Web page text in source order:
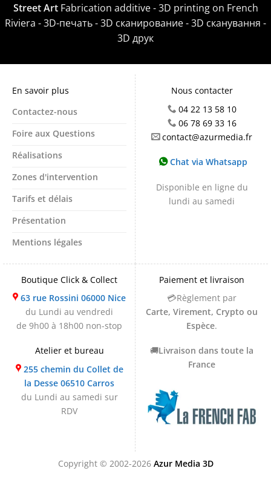
Street ArtFabrication additive - 3D printing on French
Riviera - 3D-печать - 3D сканирование - 3D сканування -
3D друк
En savoir plus
Contactez-nous
Foire aux Questions
Réalisations
Zones d'intervention
Tarifs et délais
Présentation
Mentions légales
Nous contacter
04 22 13 58 10
06 78 69 33 16
contact@azurmedia.fr
Chat via Whatsapp
Disponible en ligne du
lundi au samedi
Boutique Click & Collect
63 rue Rossini 06000 Nice
du Lundi au vendredi
de 9h00 à 18h00 non-stop
Atelier et bureau
255 chemin du Collet de
la Desse 06510 Carros
du Lundi au samedi sur
RDV
Paiement et livraison
💳Règlement par
Carte, Virement, Crypto ou
Espèce.
🚚Livraison dans toute la
France
Copyright © 2002-2026 Azur Media 3D